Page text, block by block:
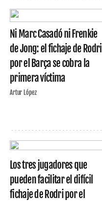
Ni Marc Casadó ni Frenkie
de Jong: el fichaje de Rodri
por el Barça se cobra la
primera víctima
Artur López
Los tres jugadores que
pueden facilitar el difícil
fichaje de Rodri por el